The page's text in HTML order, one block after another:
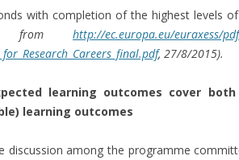
with completion of the highest levels of
from http://ec.europa.eu/euraxess/
, 27/8/2015).
learning outcomes cover
learning outcomes
among the programme